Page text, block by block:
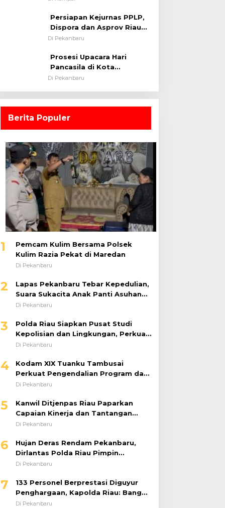
Persiapan Kejurnas PPLP,
Dispora dan Asprov Riau
Tinjau Kelayakan Rumput
Di Pekanbaru
Prosesi Upacara Hari
Pancasila di Kota
Pekanbaru Tetap Khidmat
Di Pekanbaru
Berita Populer
1
Pemcam Kulim Bersama Polsek
Kulim Razia Pekat di Maredan
Di Pekanbaru
2
Lapas Pekanbaru Tebar Kepedulian,
Suara Sukacita Anak Panti Asuhan
Kemuliaan Iringi Bantuan Sosial
Di Pekanbaru
3
Polda Riau Siapkan Pusat Studi
Kepolisian dan Lingkungan, Perkuat
Green Policing Berbasis Riset
Di Pekanbaru
4
Kodam XIX Tuanku Tambusai
Perkuat Pengendalian Program dan
Implementasi Doktrin TNI AD
Di Pekanbaru
5
Kanwil Ditjenpas Riau Paparkan
Capaian Kinerja dan Tantangan
Pemasyarakatan dalam RDP
Di Pekanbaru
6
Hujan Deras Rendam Pekanbaru,
Dirlantas Polda Riau Pimpin
Langsung Urai Kemacetan dan
Di Pekanbaru
7
133 Personel Berprestasi Diguyur
Penghargaan, Kapolda Riau: Bangun
Kepercayaan Publik dengan Karya
Di Pekanbaru